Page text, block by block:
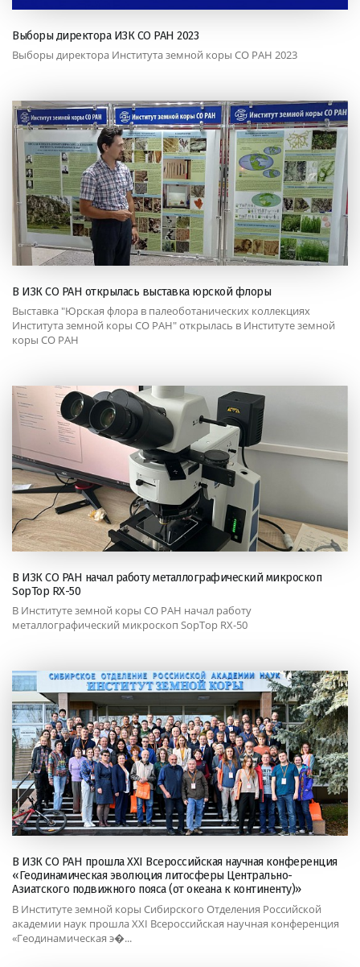
Выборы директора ИЗК СО РАН 2023
Выборы директора Института земной коры СО РАН 2023
В ИЗК СО РАН открылась выставка юрской флоры
Выставка "Юрская флора в палеоботанических коллекциях
Института земной коры СО РАН" открылась в Институте земной
коры СО РАН
В ИЗК СО РАН начал работу металлографический микроскоп
SopTop RX-50
В Институте земной коры СО РАН начал работу
металлографический микроскоп SopTop RX-50
В ИЗК СО РАН прошла XXI Всероссийская научная конференция
«Геодинамическая эволюция литосферы Центрально-
Азиатского подвижного пояса (от океана к континенту)»
В Институте земной коры Сибирского Отделения Российской
академии наук прошла XXI Всероссийская научная конференция
«Геодинамическая э�...